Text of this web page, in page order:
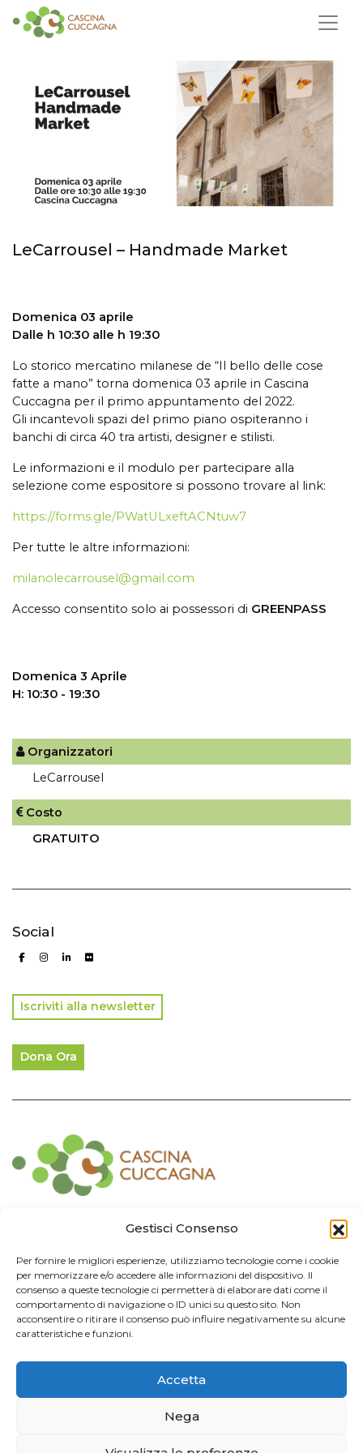
Gestisci Consenso
Per fornire le migliori esperienze, utilizziamo tecnologie come i cookie
per memorizzare e/o accedere alle informazioni del dispositivo. Il
consenso a queste tecnologie ci permetterà di elaborare dati come il
comportamento di navigazione o ID unici su questo sito. Non
acconsentire o ritirare il consenso può influire negativamente su alcune
caratteristiche e funzioni.
Accetta
Nega
LeCarrousel – Handmade Market
Domenica 03 aprile
Dalle h 10:30 alle h 19:30
Lo storico mercatino milanese de “Il bello delle cose
fatte a mano” torna domenica 03 aprile in Cascina
Cuccagna per il primo appuntamento del 2022.
Gli incantevoli spazi del primo piano ospiteranno i
banchi di circa 40 tra artisti, designer e stilisti.
Le informazioni e il modulo per partecipare alla
selezione come espositore si possono trovare al link:
https://forms.gle/PWatULxeftACNtuw7
Per tutte le altre informazioni:
milanolecarrousel@gmail.com
Accesso consentito solo ai possessori di GREENPASS
Domenica 3 Aprile
H: 10:30 - 19:30
Organizzatori
LeCarrousel
Costo
GRATUITO
Social
Iscriviti alla newsletter
Dona Ora
Impresa Sociale
Via Cuccagna 2/4 - 20135 Milano - tel. 02.83421007
CF97426130155 -P. IVA06232010964 -REA MI-2522352 -RUNTS25837
21/03/2022
cuccagna@arubapec.it - info@cuccagna.org
Info Legali
© 2024 Cascina Cuccagna. Tutti i diritti riservati.